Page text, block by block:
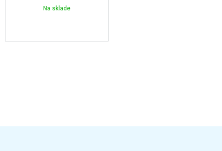
Na sklade